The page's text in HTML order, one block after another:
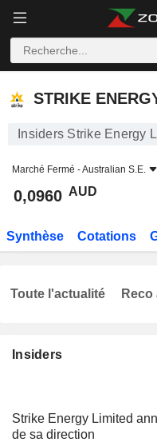
STRIKE ENERGY
STRIKE
Insiders Strike Energy
Marché Fermé -Australian S.E.
0,0960 AUD
Synthèse Cotations
Insiders
Strike Energy Limited
de sa direction
Toute l'actualité